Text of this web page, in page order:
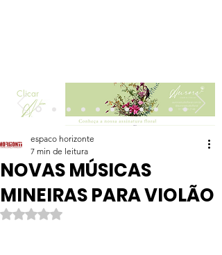
Clicar
NOVAS MÚSICAS
MINEIRAS PARA VIOLÃO
espaco horizonte
7 min de leitura
Avaliado com NaN de 5 estrelas.